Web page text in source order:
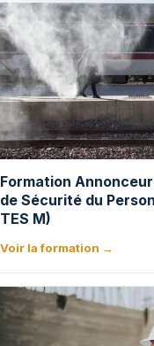
Formation
de Sécurité du
TES M)
Voir la formation →